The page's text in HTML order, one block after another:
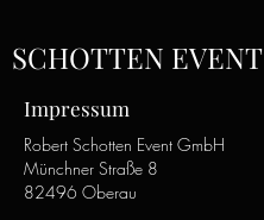
SCHOTTEN EVENT
Impressum
Robert Schotten Event GmbH
Münchner Straße 8
82496 Oberau